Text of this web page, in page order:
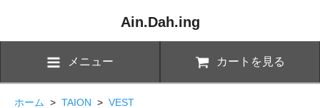
Ain.Dah.ing
メニュー カートを見る
ホーム > TAION > VEST